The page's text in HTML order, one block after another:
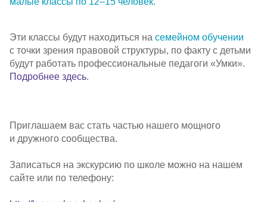
Эти классы будут находиться на семейном обучении
с точки зрения правовой структуры, по факту с детьми
будут работать профессиональные педагоги «Умки».
Подробнее здесь.
Приглашаем вас стать частью нашего мощного
и дружного сообщества.
Записаться на экскурсию по школе можно на нашем
сайте или по телефону: